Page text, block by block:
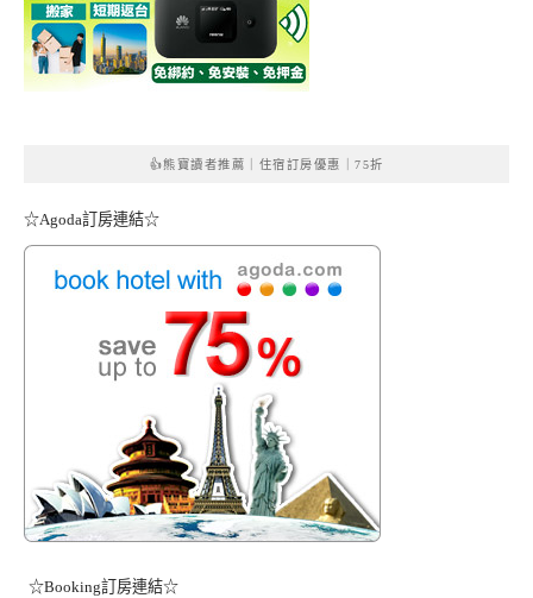
👍熊寶讀者推薦｜住宿訂房優惠｜75折
☆Agoda訂房連結☆
☆Booking訂房連結☆